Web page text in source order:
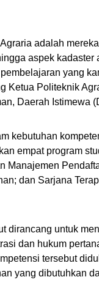
adalah
aspek
yang
Ketua Politeknik
Daerah Istimewa
kebutuhan
empat program
Manajemen
dan Sarjana
dirancang untuk
dan hukum
tersebut
yang dibutuhkan